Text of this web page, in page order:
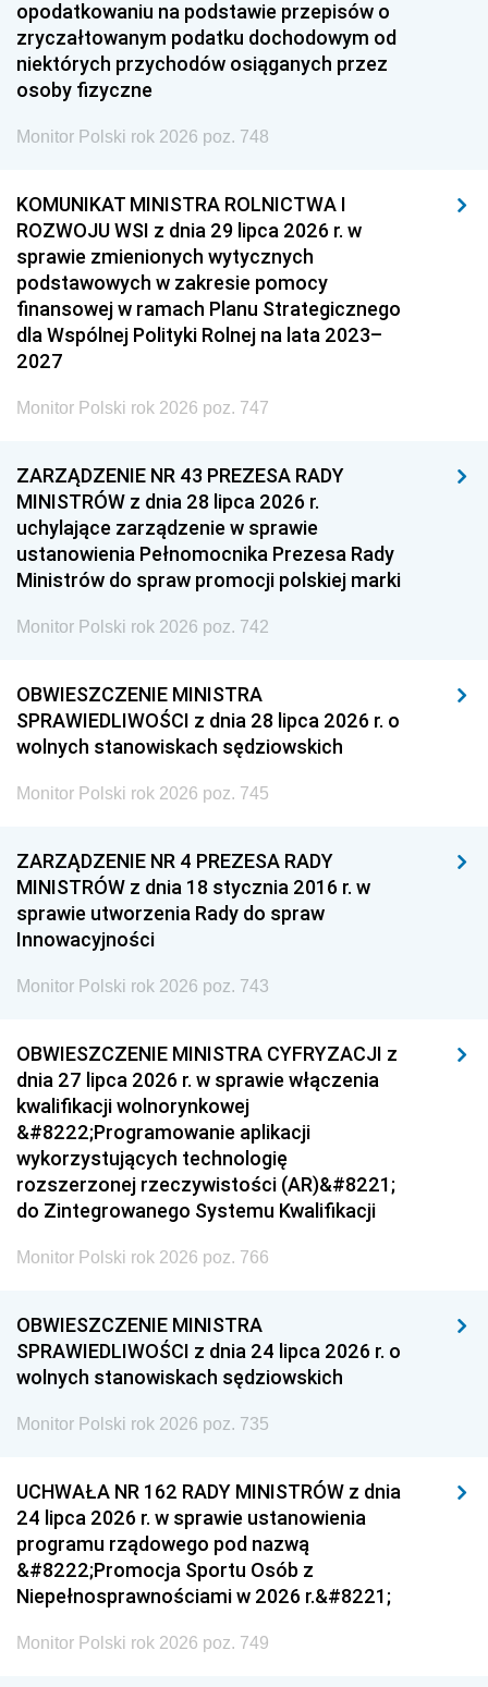
opodatkowaniu na podstawie przepisów o
zryczałtowanym podatku dochodowym od
niektórych przychodów osiąganych przez
osoby fizyczne
Monitor Polski rok 2026 poz. 748
KOMUNIKAT MINISTRA ROLNICTWA I
ROZWOJU WSI z dnia 29 lipca 2026 r. w
sprawie zmienionych wytycznych
podstawowych w zakresie pomocy
finansowej w ramach Planu Strategicznego
dla Wspólnej Polityki Rolnej na lata 2023–
2027
Monitor Polski rok 2026 poz. 747
ZARZĄDZENIE NR 43 PREZESA RADY
MINISTRÓW z dnia 28 lipca 2026 r.
uchylające zarządzenie w sprawie
ustanowienia Pełnomocnika Prezesa Rady
Ministrów do spraw promocji polskiej marki
Monitor Polski rok 2026 poz. 742
OBWIESZCZENIE MINISTRA
SPRAWIEDLIWOŚCI z dnia 28 lipca 2026 r. o
wolnych stanowiskach sędziowskich
Monitor Polski rok 2026 poz. 745
ZARZĄDZENIE NR 4 PREZESA RADY
MINISTRÓW z dnia 18 stycznia 2016 r. w
sprawie utworzenia Rady do spraw
Innowacyjności
Monitor Polski rok 2026 poz. 743
OBWIESZCZENIE MINISTRA CYFRYZACJI z
dnia 27 lipca 2026 r. w sprawie włączenia
kwalifikacji wolnorynkowej
&#8222;Programowanie aplikacji
wykorzystujących technologię
rozszerzonej rzeczywistości (AR)&#8221;
do Zintegrowanego Systemu Kwalifikacji
Monitor Polski rok 2026 poz. 766
OBWIESZCZENIE MINISTRA
SPRAWIEDLIWOŚCI z dnia 24 lipca 2026 r. o
wolnych stanowiskach sędziowskich
Monitor Polski rok 2026 poz. 735
UCHWAŁA NR 162 RADY MINISTRÓW z dnia
24 lipca 2026 r. w sprawie ustanowienia
programu rządowego pod nazwą
&#8222;Promocja Sportu Osób z
Niepełnosprawnościami w 2026 r.&#8221;
Monitor Polski rok 2026 poz. 749